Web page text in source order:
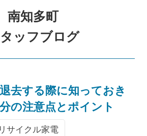
南知多町
ッフブログ
去する際に知っておき
の注意点とポイント
リサイクル家電